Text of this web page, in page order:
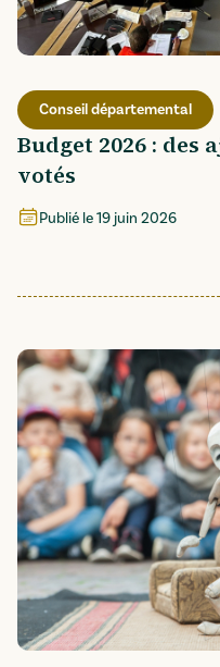
Conseil départemental
Budget 2026 : des
votés
Publié le19 juin 2026